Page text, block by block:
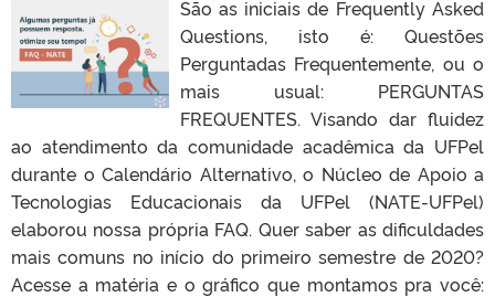
São as iniciais de Frequently Asked
Questions, isto é: Questões
Perguntadas Frequentemente, ou o
mais usual: PERGUNTAS
FREQUENTES. Visando dar fluidez
ao atendimento da comunidade acadêmica da UFPel
durante o Calendário Alternativo, o Núcleo de Apoio a
Tecnologias Educacionais da UFPel (NATE-UFPel)
elaborou nossa própria FAQ. Quer saber as dificuldades
mais comuns no início do primeiro semestre de 2020?
Acesse a matéria e o gráfico que montamos pra você: